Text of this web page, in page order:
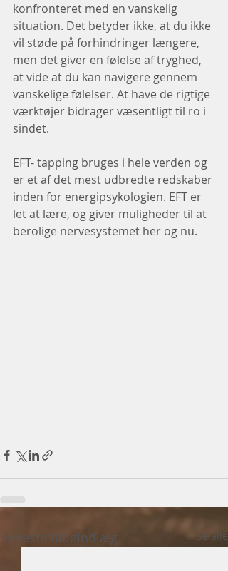
konfronteret med en vanskelig
situation. Det betyder ikke, at du ikke
vil støde på forhindringer længere,
men det giver en følelse af tryghed,
at vide at du kan navigere gennem
vanskelige følelser. At have de rigtige
værktøjer bidrager væsentligt til ro i
sindet.
EFT- tapping bruges i hele verden og
er et af det mest udbredte redskaber
inden for energipsykologien. EFT er
let at lære, og giver muligheder til at
berolige nervesystemet her og nu.
Seneste blogindlæg Se alle